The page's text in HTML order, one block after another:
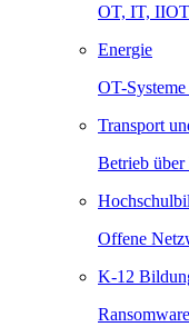
OT, IT, IIOT
Energie
OT-
Transport
Betrieb über
Offene
K-12